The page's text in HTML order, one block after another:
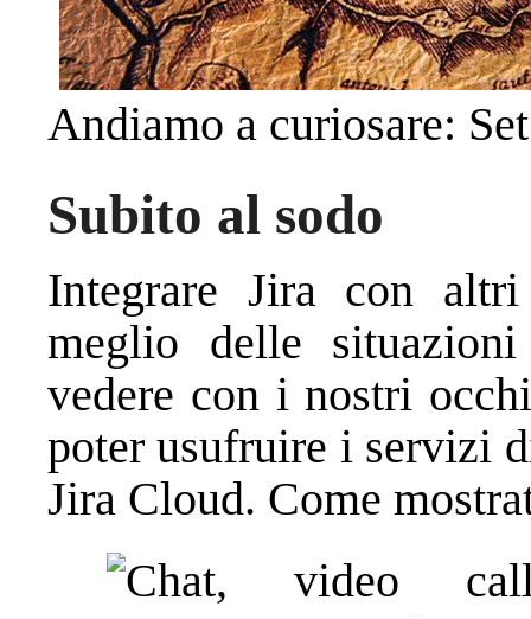
Andiamo a curiosare:
Subito al sodo
Integrare Jira con
meglio delle
vedere con i nostri
poter usufruire i servizi
Jira Cloud. Come